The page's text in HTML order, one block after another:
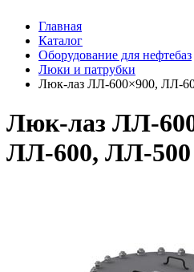
Главная
Каталог
Оборудование для нефтебаз
Люки и патрубки
Люк-лаз ЛЛ-600×900, ЛЛ-
Люк-лаз ЛЛ-
ЛЛ-600, ЛЛ-500